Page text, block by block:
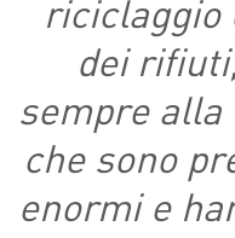
riciclaggio
dei
sempre
che sono
enormi e